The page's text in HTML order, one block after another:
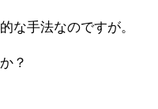
な手法なのですが。
？